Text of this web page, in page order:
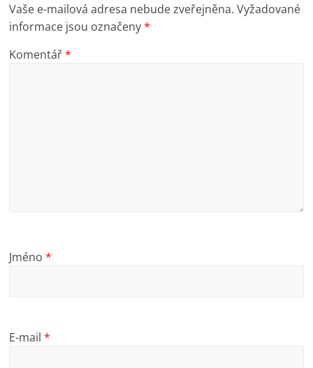
Vaše e-mailová adresa nebude zveřejněna. Vyžadované
informace jsou označeny*
Komentář*
Jméno*
E-mail*